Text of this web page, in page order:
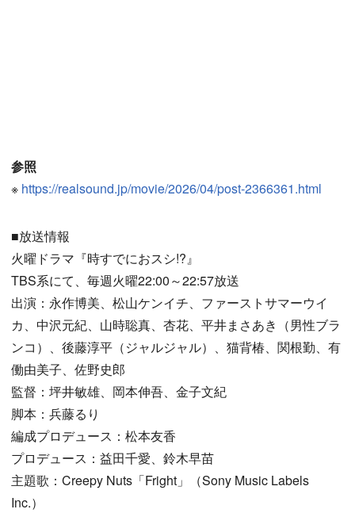
参照
※ https://realsound.jp/movie/2026/04/post-2366361.html
■放送情報
火曜ドラマ『時すでにおスシ!?』
TBS系にて、毎週火曜22:00～22:57放送
出演：永作博美、松山ケンイチ、ファーストサマーウイ
カ、中沢元紀、山時聡真、杏花、平井まさあき（男性ブラ
ンコ）、後藤淳平（ジャルジャル）、猫背椿、関根勤、有
働由美子、佐野史郎
監督：坪井敏雄、岡本伸吾、金子文紀
脚本：兵藤るり
編成プロデュース：松本友香
プロデュース：益田千愛、鈴木早苗
主題歌：Creepy Nuts「Fright」（Sony Music Labels
Inc.）